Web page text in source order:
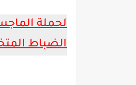
لحملة
الضباط